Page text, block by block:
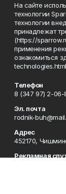
На сайте
технологии
технологии
принадлежат
(https://
применения
ознакомиться
Телефон
8 (347 97) 2-06-
Эл. почта
rodnik-
Адрес
452170,
Рекламная